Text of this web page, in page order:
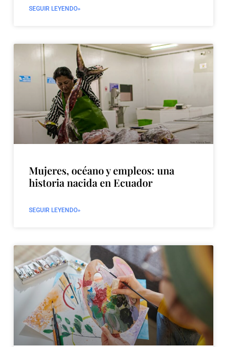
SEGUIR LEYENDO»
Mujeres, océano y empleos: una
historia nacida en Ecuador
SEGUIR LEYENDO»